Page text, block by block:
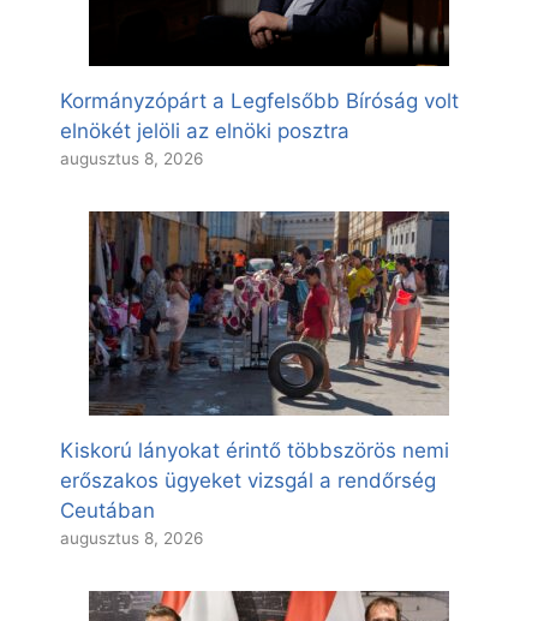
Kormányzópárt a Legfelsőbb Bíróság volt
elnökét jelöli az elnöki posztra
augusztus 8, 2026
Kiskorú lányokat érintő többszörös nemi
erőszakos ügyeket vizsgál a rendőrség
Ceutában
augusztus 8, 2026